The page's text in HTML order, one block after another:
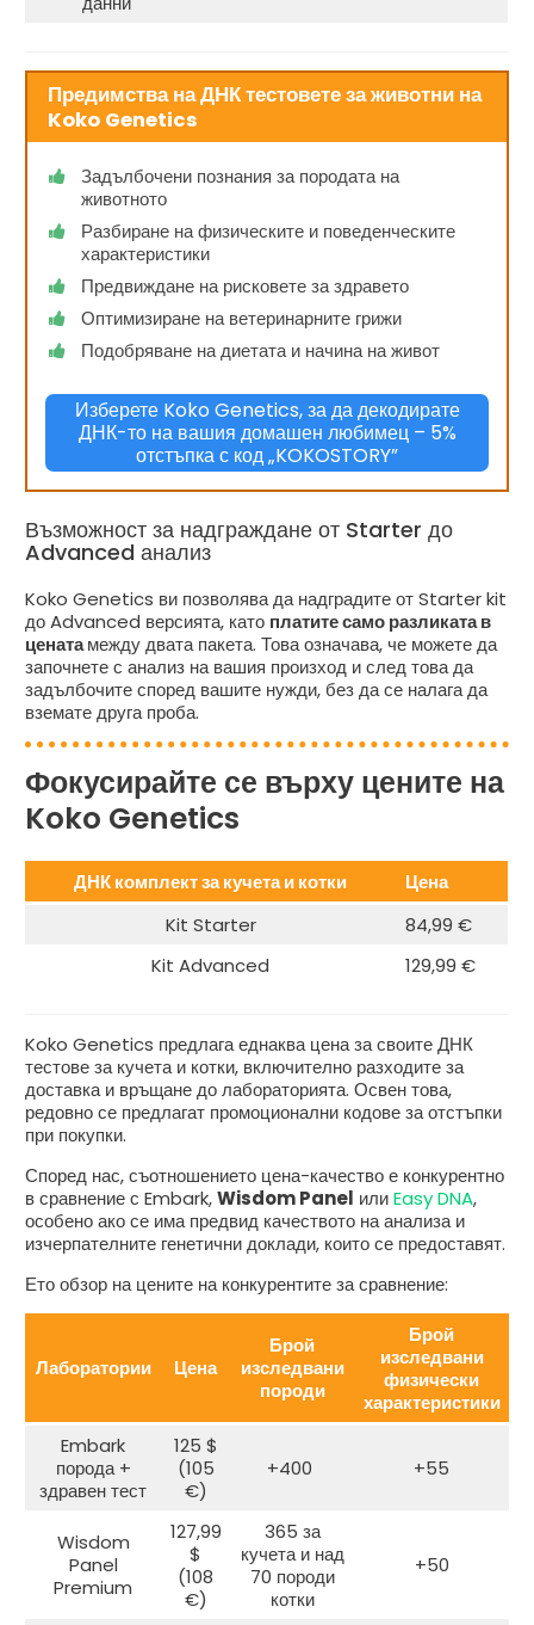
Предимства на ДНК тестовете за животни на
Koko Genetics
Задълбочени познания за породата на
животното
Разбиране на физическите и поведенческите
характеристики
Предвиждане на рисковете за здравето
Оптимизиране на ветеринарните грижи
Подобряване на диетата и начина на живот
Изберете Koko Genetics, за да декодирате
ДНК-то на вашия домашен любимец – 5%
отстъпка с код „KOKOSTORY”
Възможност за надграждане от Starter до
Advanced анализ
Koko Genetics ви позволява да надградите от Starter kit
до Advanced версията, като платите само разликата в
ценатамежду двата пакета. Това означава, че можете да
започнете с анализ на вашия произход и след това да
задълбочите според вашите нужди, без да се налага да
вземате друга проба.
Фокусирайте се върху цените на
Koko Genetics
ДНК комплект за кучета и котки
Цена
Kit Starter
84,99 €
Kit Advanced
129,99 €
Koko Genetics предлага еднаква цена за своите ДНК
тестове за кучета и котки, включително разходите за
доставка и връщане до лабораторията. Освен това,
редовно се предлагат промоционални кодове за отстъпки
при покупки.
Според нас, съотношението цена-качество е конкурентно
в сравнение с Embark,Wisdom Panel илиEasy DNA,
особено ако се има предвид качеството на анализа и
изчерпателните генетични доклади, които се предоставят.
Ето обзор на цените на конкурентите за сравнение:
Лаборатории Цена
Брой
изследвани
породи
Брой
изследвани
физически
характеристики
Embark
порода +
здравен тест
125 $
(105
€)
+400 +55
Wisdom
Panel
Premium
127,99
$
(108
€)
365 за
кучета и над
70 породи
котки
+50